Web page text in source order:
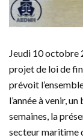
Jeudi 10 octobre
projet de loi de
prévoit
l’année à venir,
semaines, la
secteur maritime